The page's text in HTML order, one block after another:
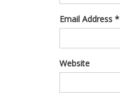
Email Address *
Website